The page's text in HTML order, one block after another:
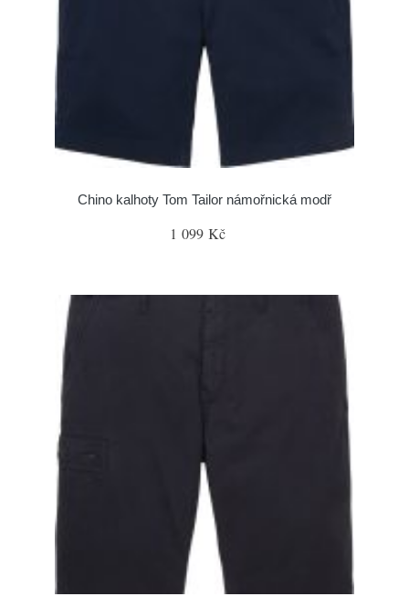
Chino kalhoty Tom Tailor námořnická modř
1 099 Kč